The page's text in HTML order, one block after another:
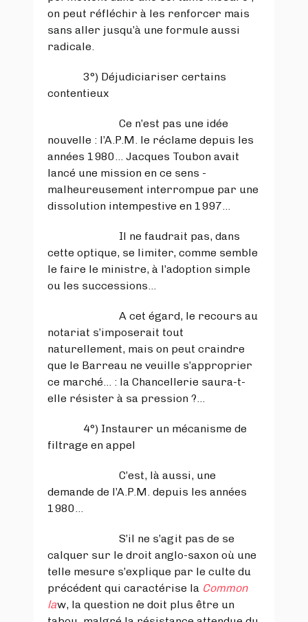
on peut réfléchir à les renforcer mais
sans aller jusqu’à une formule aussi
radicale.
3°) Déjudiciariser certains
contentieux
Ce n’est pas une idée
nouvelle : l’A.P.M. le réclame depuis les
années 1980… Jacques Toubon avait
lancé une mission en ce sens -
malheureusement interrompue par une
dissolution intempestive en 1997…
Il ne faudrait pas, dans
cette optique, se limiter, comme semble
le faire le ministre, à l’adoption simple
ou les successions…
A cet égard, le recours au
notariat s’imposerait tout
naturellement, mais on peut craindre
que le Barreau ne veuille s’approprier
ce marché… : la Chancellerie saura-t-
elle résister à sa pression ?...
4°) Instaurer un mécanisme de
filtrage en appel
C’est, là aussi, une
demande de l’A.P.M. depuis les années
1980…
S’il ne s’agit pas de se
calquer sur le droit anglo-saxon où une
telle mesure s’explique par le culte du
précédent qui caractérise la Common
law, la question ne doit plus être un